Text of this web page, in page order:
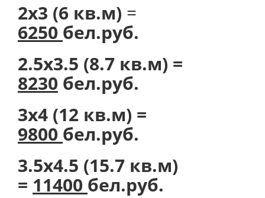
2х3 (6 кв.м) =
6250 бел.руб.
2.5х3.5 (8.7 кв.м) =
8230 бел.руб.
3х4 (12 кв.м) =
9800 бел.руб.
3.5х4.5 (15.7 кв.м)
= 11400 бел.руб.